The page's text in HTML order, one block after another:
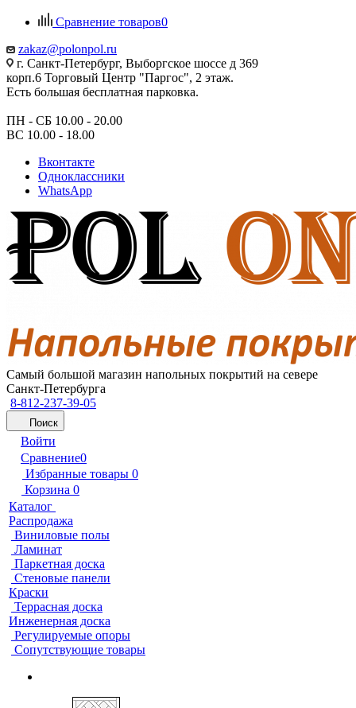
Сравнение товаров0
zakaz@polonpol.ru
г. Санкт-Петербург, Выборгское шоссе д 369
корп.6 Торговый Центр "Паргос", 2 этаж.
Есть большая бесплатная парковка.
ПН - СБ 10.00 - 20.00
ВС 10.00 - 18.00
Вконтакте
Одноклассники
WhatsApp
Самый большой магазин напольных покрытий на севере
Санкт-Петербурга
8-812-237-39-05
Поиск
Войти
Сравнение0
Избранные товары 0
Корзина 0
Каталог
Распродажа
Виниловые полы
Ламинат
Паркетная доска
Стеновые панели
Краски
Террасная доска
Инженерная доска
Регулируемые опоры
Сопутствующие товары